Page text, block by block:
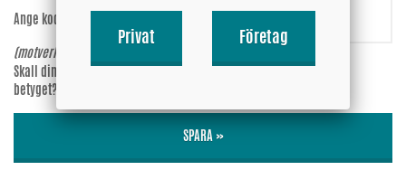
Ange koden:
(motverkar spam)
Skall din epost-adress synas vid
betyget?
Ja
SPARA »
Privat Företag